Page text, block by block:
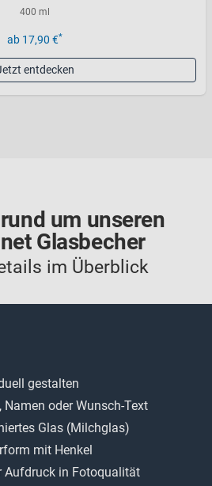
400 ml
ab 17,90 €*
entdecken
um unseren
Glasbecher
im Überblick
gestalten
oder Wunsch-Text
Glas (Milchglas)
mit Henkel
Aufdruck in Fotoqualität